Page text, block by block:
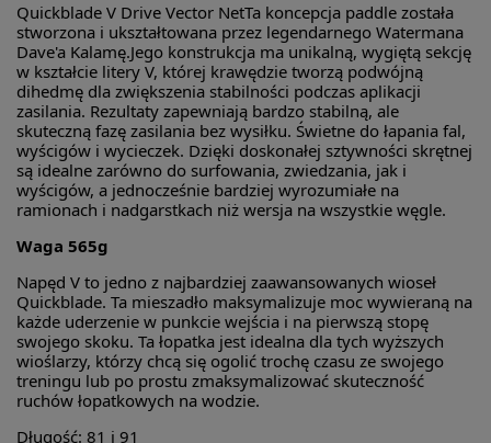
Quickblade V Drive Vector NetTa koncepcja paddle została
stworzona i ukształtowana przez legendarnego Watermana
Dave'a Kalamę.Jego konstrukcja ma unikalną, wygiętą sekcję
w kształcie litery V, której krawędzie tworzą podwójną
dihedmę dla zwiększenia stabilności podczas aplikacji
zasilania. Rezultaty zapewniają bardzo stabilną, ale
skuteczną fazę zasilania bez wysiłku. Świetne do łapania fal,
wyścigów i wycieczek. Dzięki doskonałej sztywności skrętnej
są idealne zarówno do surfowania, zwiedzania, jak i
wyścigów, a jednocześnie bardziej wyrozumiałe na
ramionach i nadgarstkach niż wersja na wszystkie węgle.
Waga 565g
Napęd V to jedno z najbardziej zaawansowanych wioseł
Quickblade. Ta mieszadło maksymalizuje moc wywieraną na
każde uderzenie w punkcie wejścia i na pierwszą stopę
swojego skoku. Ta łopatka jest idealna dla tych wyższych
wioślarzy, którzy chcą się ogolić trochę czasu ze swojego
treningu lub po prostu zmaksymalizować skuteczność
ruchów łopatkowych na wodzie.
Długość: 81 i 91